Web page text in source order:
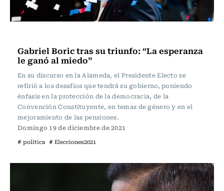
Gabriel Boric tras su triunfo: “La esperanza
le ganó al miedo”
En su discurso en la Alameda, el Presidente Electo se
refirió a los desafíos que tendrá su gobierno, poniendo
énfasis en la protección de la democracia, de la
Convención Constituyente, en temas de género y en el
mejoramiento de las pensiones.
Domingo 19 de diciembre de 2021
# política # Elecciones2021